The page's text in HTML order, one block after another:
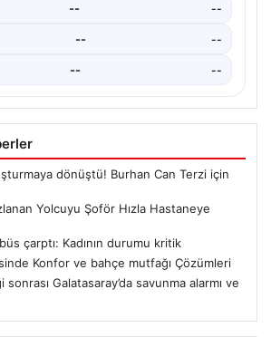
-- --
-- --
-- --
dönüştü! Burhan Can Terzi için
Yolcuyu Şoför Hızla Hastaneye
çarptı: Kadının durumu kritik
Konfor ve bahçe mutfağı Çözümleri
Galatasaray’da savunma alarmı ve